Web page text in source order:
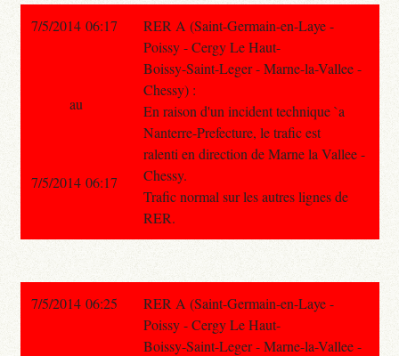
7/5/2014 06:17
RER A (Saint-Germain-en-Laye -
Poissy - Cergy Le Haut-
Boissy-Saint-Leger - Marne-la-Vallee -
Chessy) :
En raison d'un incident technique `a
Nanterre-Prefecture, le trafic est
ralenti en direction de Marne la Vallee -
Chessy.
Trafic normal sur les autres lignes de
RER.
au
7/5/2014 06:17
7/5/2014 06:25
RER A (Saint-Germain-en-Laye -
Poissy - Cergy Le Haut-
Boissy-Saint-Leger - Marne-la-Vallee -